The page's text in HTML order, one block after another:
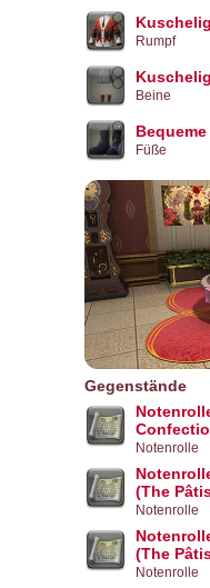
Rumpf
Beine
Füße
Gegenstände
Notenrolle
(The
Notenrolle
(The
Notenrolle